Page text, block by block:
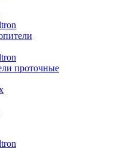
проточные